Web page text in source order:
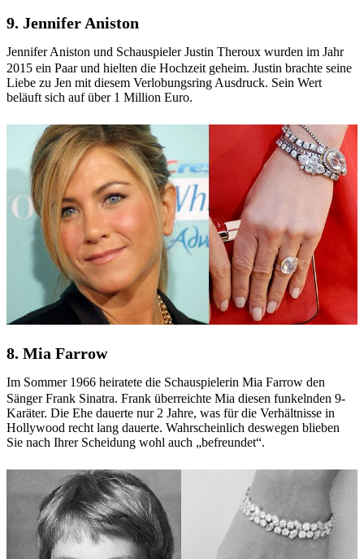
9. Jennifer Aniston
Jennifer Aniston und Schauspieler Justin Theroux wurden im Jahr
2015 ein Paar und hielten die Hochzeit geheim. Justin brachte seine
Liebe zu Jen mit diesem Verlobungsring Ausdruck. Sein Wert
beläuft sich auf über 1 Million Euro.
8. Mia Farrow
Im Sommer 1966 heiratete die Schauspielerin Mia Farrow den
Sänger Frank Sinatra. Frank überreichte Mia diesen funkelnden 9-
Karäter. Die Ehe dauerte nur 2 Jahre, was für die Verhältnisse in
Hollywood recht lang dauerte. Wahrscheinlich deswegen blieben
Sie nach Ihrer Scheidung wohl auch „befreundet“.